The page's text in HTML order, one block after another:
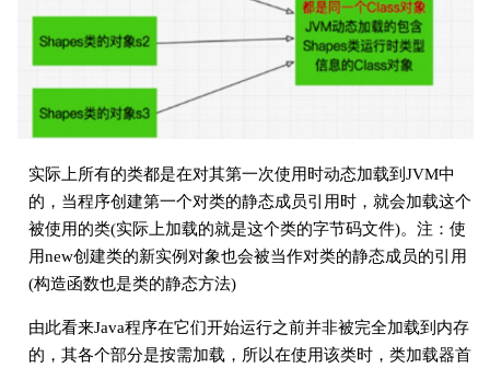
实际上所有的类都是在对其第一次使用时动态加载到JVM中
的，当程序创建第一个对类的静态成员引用时，就会加载这个
被使用的类(实际上加载的就是这个类的字节码文件)。注：使
用new创建类的新实例对象也会被当作对类的静态成员的引用
(构造函数也是类的静态方法)
由此看来Java程序在它们开始运行之前并非被完全加载到内存
的，其各个部分是按需加载，所以在使用该类时，类加载器首